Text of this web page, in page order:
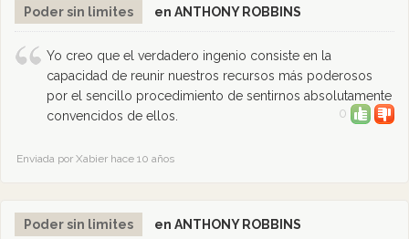
Poder sin limites en ANTHONY ROBBINS
Yo creo que el verdadero ingenio consiste en la
capacidad de reunir nuestros recursos más poderosos
por el sencillo procedimiento de sentirnos absolutamente
convencidos de ellos.
0
Enviada por Xabier hace 10 años
Poder sin limites en ANTHONY ROBBINS